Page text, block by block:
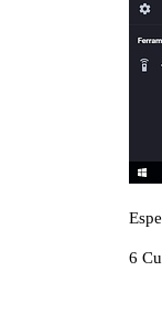
6